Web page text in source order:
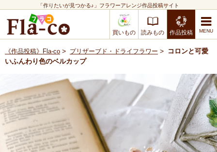
「作りたいが見つかる♪」フラワーアレンジ作品投稿サイト
買いもの 読みもの 作品投稿
《作品投稿》Fla-co > プリザーブド・ドライフラワー >
コロンと可愛
いふんわり色のベルカップ